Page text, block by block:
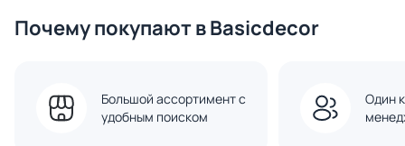
Почему покупают в Basicdecor
Большой ассортимент с
удобным поиском
Один